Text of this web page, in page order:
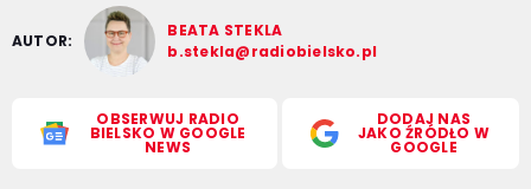
AUTOR:
BEATA STEKLA
b.stekla@radiobielsko.pl
OBSERWUJ RADIO
BIELSKO W GOOGLE
NEWS
DODAJ NAS
JAKO ŹRÓDŁO W
GOOGLE